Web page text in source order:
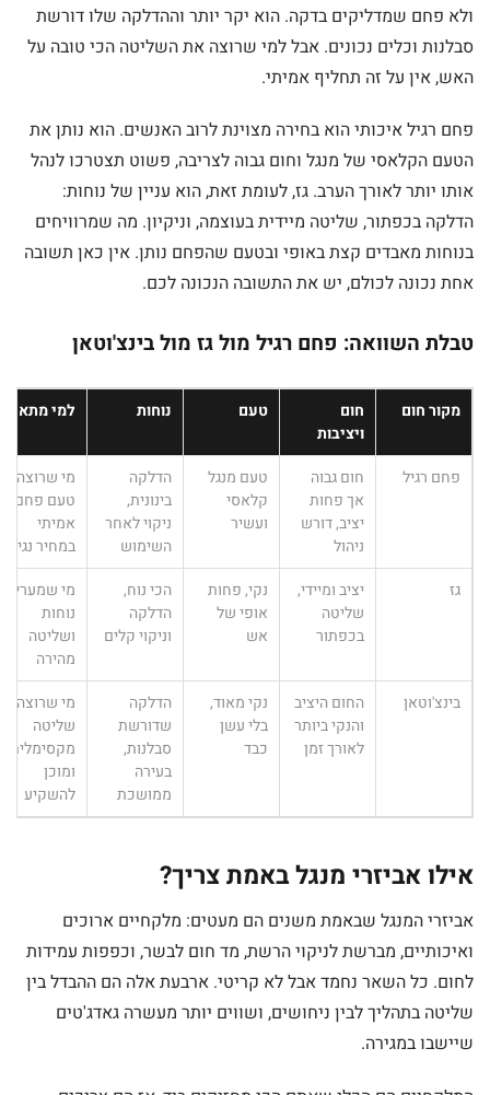
ולא פחם שמדליקים בדקה. הוא יקר יותר וההדלקה שלו דורשת
סבלנות וכלים נכונים. אבל למי שרוצה את השליטה הכי טובה על
האש, אין על זה תחליף אמיתי.
פחם רגיל איכותי הוא בחירה מצוינת לרוב האנשים. הוא נותן את
הטעם הקלאסי של מנגל וחום גבוה לצריבה, פשוט תצטרכו לנהל
אותו יותר לאורך הערב. גז, לעומת זאת, הוא עניין של נוחות:
הדלקה בכפתור, שליטה מיידית בעוצמה, וניקיון. מה שמרוויחים
בנוחות מאבדים קצת באופי ובטעם שהפחם נותן. אין כאן תשובה
אחת נכונה לכולם, יש את התשובה הנכונה לכם.
טבלת השוואה: פחם רגיל מול גז מול בינצ'וטאן
מקור חום
חום
ויציבות
טעם נוחות למי מתאים
פחם רגיל
חום גבוה
אך פחות
יציב, דורש
ניהול
טעם מנגל
קלאסי
ועשיר
הדלקה
בינונית,
ניקוי לאחר
השימוש
מי שרוצה
טעם פחם
אמיתי
במחיר נגיש
גז
יציב ומיידי,
שליטה
בכפתור
נקי, פחות
אופי של
אש
הכי נוח,
הדלקה
וניקוי קלים
מי שמעריך
נוחות
ושליטה
מהירה
בינצ'וטאן
החום היציב
והנקי ביותר
לאורך זמן
נקי מאוד,
בלי עשן
כבד
הדלקה
שדורשת
סבלנות,
בעירה
ממושכת
מי שרוצה
שליטה
מקסימלית
ומוכן
להשקיע
אילו אביזרי מנגל באמת צריך?
אביזרי המנגל שבאמת משנים הם מעטים: מלקחיים ארוכים
ואיכותיים, מברשת לניקוי הרשת, מד חום לבשר, וכפפות עמידות
לחום. כל השאר נחמד אבל לא קריטי. ארבעת אלה הם ההבדל בין
שליטה בתהליך לבין ניחושים, ושווים יותר מעשרה גאדג'טים
שיישבו במגירה.